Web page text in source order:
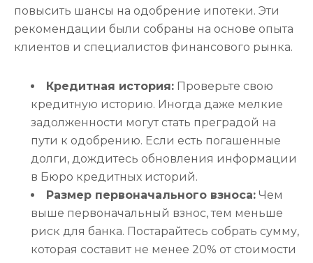
повысить шансы на одобрение ипотеки. Эти
рекомендации были собраны на основе опыта
клиентов и специалистов финансового рынка.
Кредитная история: Проверьте свою
кредитную историю. Иногда даже мелкие
задолженности могут стать преградой на
пути к одобрению. Если есть погашенные
долги, дождитесь обновления информации
в Бюро кредитных историй.
Размер первоначального взноса: Чем
выше первоначальный взнос, тем меньше
риск для банка. Постарайтесь собрать сумму,
которая составит не менее 20% от стоимости